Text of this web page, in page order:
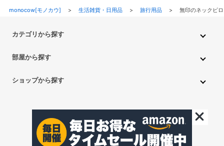
monocow[モノカウ] > 生活雑貨・日用品> 旅行用品> 無印のネックピ
カテゴリから探す
ペット用品 ベビー・キッズ
部屋から探す
トイレ・洗面所 バスルーム 押入れ・クローゼット
玄関・エントランス 庭・テラス/a> 一人暮らし
ショップから探す
アイリスオーヤマ しまむら 西松屋 CanDo
©monocow All Rights Reserved.